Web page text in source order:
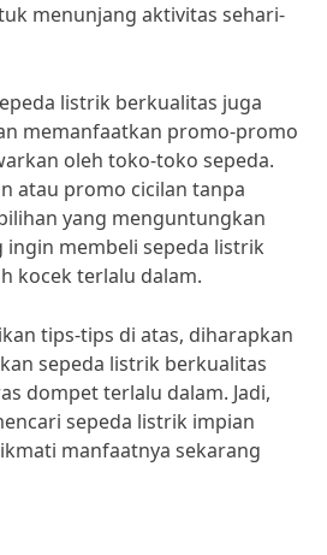
menunjang aktivitas sehari-
listrik berkualitas juga
memanfaatkan promo-promo
oleh toko-toko sepeda.
atau promo cicilan tanpa
yang menguntungkan
ingin membeli sepeda listrik
kocek terlalu dalam.
tips-tips di atas, diharapkan
sepeda listrik berkualitas
dompet terlalu dalam. Jadi,
sepeda listrik impian
manfaatnya sekarang